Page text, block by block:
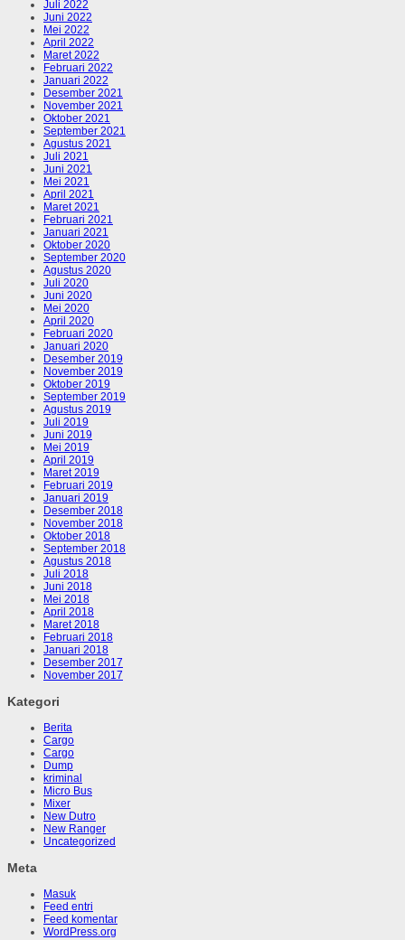
Juli 2022
Juni 2022
Mei 2022
April 2022
Maret 2022
Februari 2022
Januari 2022
Desember 2021
November 2021
Oktober 2021
September 2021
Agustus 2021
Juli 2021
Juni 2021
Mei 2021
April 2021
Maret 2021
Februari 2021
Januari 2021
Oktober 2020
September 2020
Agustus 2020
Juli 2020
Juni 2020
Mei 2020
April 2020
Februari 2020
Januari 2020
Desember 2019
November 2019
Oktober 2019
September 2019
Agustus 2019
Juli 2019
Juni 2019
Mei 2019
April 2019
Maret 2019
Februari 2019
Januari 2019
Desember 2018
November 2018
Oktober 2018
September 2018
Agustus 2018
Juli 2018
Juni 2018
Mei 2018
April 2018
Maret 2018
Februari 2018
Januari 2018
Desember 2017
November 2017
Kategori
Berita
Cargo
Cargo
Dump
kriminal
Micro Bus
Mixer
New Dutro
New Ranger
Uncategorized
Meta
Masuk
Feed entri
Feed komentar
WordPress.org